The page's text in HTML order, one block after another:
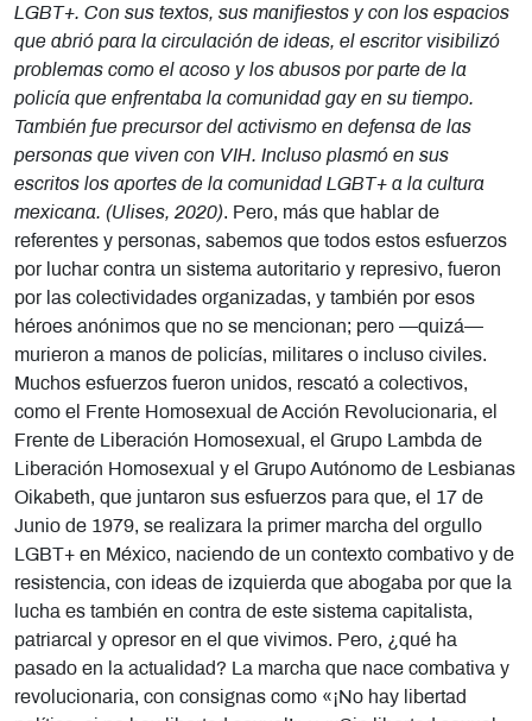
LGBT+. Con sus textos, sus manifiestos y con los espacios
que abrió para la circulación de ideas, el escritor visibilizó
problemas como el acoso y los abusos por parte de la
policía que enfrentaba la comunidad gay en su tiempo.
También fue precursor del activismo en defensa de las
personas que viven con VIH. Incluso plasmó en sus
escritos los aportes de la comunidad LGBT+ a la cultura
mexicana. (Ulises, 2020). Pero, más que hablar de
referentes y personas, sabemos que todos estos esfuerzos
por luchar contra un sistema autoritario y represivo, fueron
por las colectividades organizadas, y también por esos
héroes anónimos que no se mencionan; pero —quizá—
murieron a manos de policías, militares o incluso civiles.
Muchos esfuerzos fueron unidos, rescató a colectivos,
como el Frente Homosexual de Acción Revolucionaria, el
Frente de Liberación Homosexual, el Grupo Lambda de
Liberación Homosexual y el Grupo Autónomo de Lesbianas
Oikabeth, que juntaron sus esfuerzos para que, el 17 de
Junio de 1979, se realizara la primer marcha del orgullo
LGBT+ en México, naciendo de un contexto combativo y de
resistencia, con ideas de izquierda que abogaba por que la
lucha es también en contra de este sistema capitalista,
patriarcal y opresor en el que vivimos. Pero, ¿qué ha
pasado en la actualidad? La marcha que nace combativa y
revolucionaria, con consignas como «¡No hay libertad